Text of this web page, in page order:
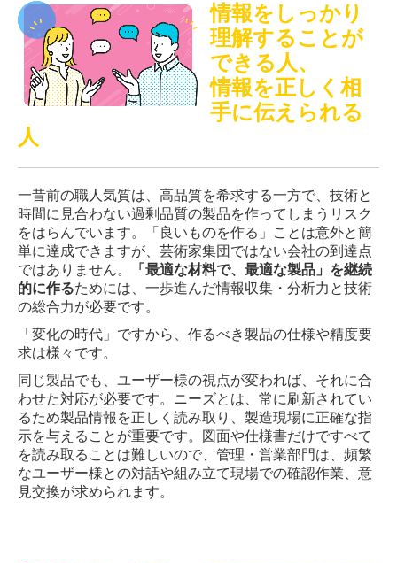
情報をしっかり
理解することが
できる人、
情報を正しく相
手に伝えられる
人
一昔前の職人気質は、高品質を希求する一方で、技術と
時間に見合わない過剰品質の製品を作ってしまうリスク
をはらんでいます。「良いものを作る」ことは意外と簡
単に達成できますが、芸術家集団ではない会社の到達点
ではありません。
「最適な材料で、最適な製品」を継続
的に作るためには、一歩進んだ情報収集・分析力と技術
の総合力が必要です。
「変化の時代」ですから、作るべき製品の仕様や精度要
求は様々です。
同じ製品でも、ユーザー様の視点が変われば、それに合
わせた対応が必要です。ニーズとは、常に刷新されてい
るため製品情報を正しく読み取り、製造現場に正確な指
示を与えることが重要です。図面や仕様書だけですべて
を読み取ることは難しいので、管理・営業部門は、頻繁
なユーザー様との対話や組み立て現場での確認作業、意
見交換が求められます。